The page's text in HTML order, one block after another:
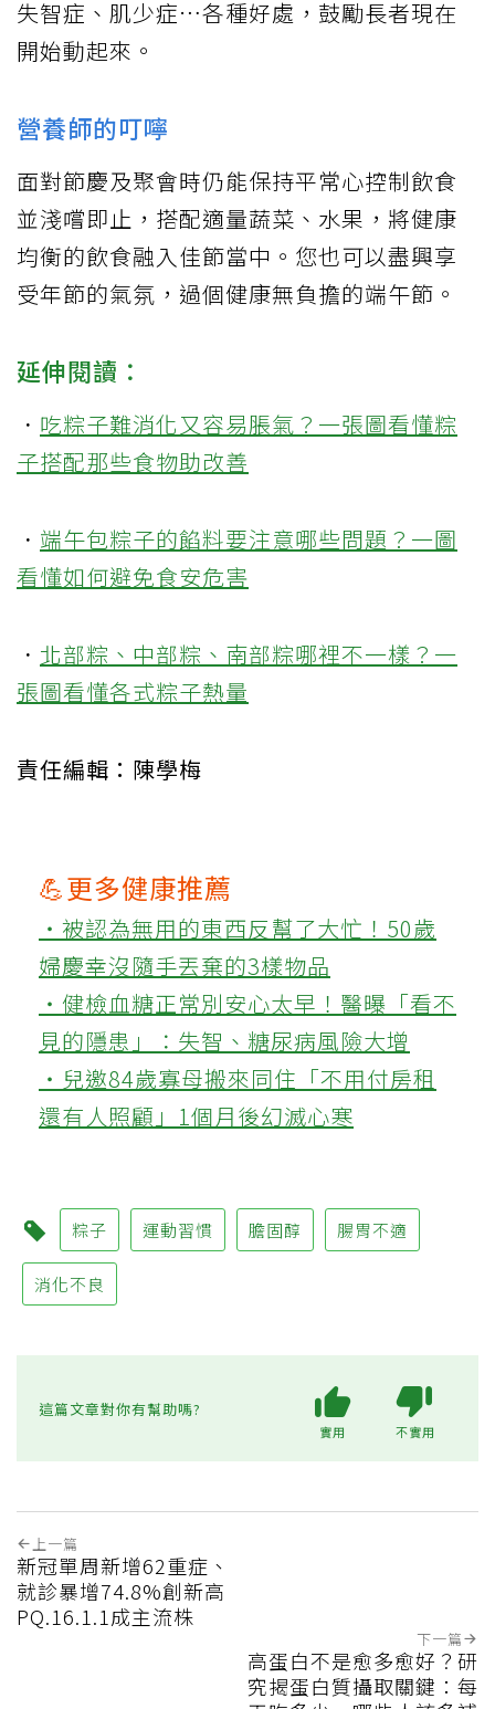
失智症、肌少症…各種好處，鼓勵長者現在
開始動起來。
營養師的叮嚀
面對節慶及聚會時仍能保持平常心控制飲食
並淺嚐即止，搭配適量蔬菜、水果，將健康
均衡的飲食融入佳節當中。您也可以盡興享
受年節的氣氛，過個健康無負擔的端午節。
延伸閱讀：
． 吃粽子難消化又容易脹氣？一張圖看懂粽
子搭配那些食物助改善
． 端午包粽子的餡料要注意哪些問題？一圖
看懂如何避免食安危害
． 北部粽、中部粽、南部粽哪裡不一樣？一
張圖看懂各式粽子熱量
責任編輯：陳學梅
💪更多健康推薦
‧被認為無用的東西反幫了大忙！50歲
婦慶幸沒隨手丟棄的3樣物品
‧健檢血糖正常別安心太早！醫曝「看不
見的隱患」：失智、糖尿病風險大增
‧兒邀84歲寡母搬來同住「不用付房租
還有人照顧」1個月後幻滅心寒
粽子 運動習慣 膽固醇 腸胃不適
消化不良
這篇文章對你有幫助嗎?
實用 不實用
上一篇
新冠單周新增62重症、
就診暴增74.8%創新高
PQ.16.1.1成主流株
下一篇
高蛋白不是愈多愈好？研
究揭蛋白質攝取關鍵：每